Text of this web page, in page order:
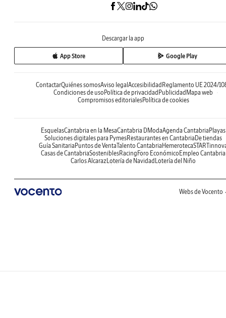
Descargar la app
App Store Google Play
ContactarQuiénes somosAviso legal Accesibilidad Reglamento UE 2024/
Condiciones de uso Política de privacidad Publicidad Mapa web
Compromisos editorialesPolítica de cookies
EsquelasCantabria en la MesaCantabria DModaAgenda Cantabria Playas
Soluciones digitales para PymesRestaurantes en Cantabria De tiendas
Guía Sanitaria Puntos de VentaTalento Cantabria Hemeroteca
Casas de CantabriaSosteniblesRacing Foro Económico Empleo Cantabria
Carlos AlcarazLotería de Navidad Lotería del Niño
Webs de Vocento